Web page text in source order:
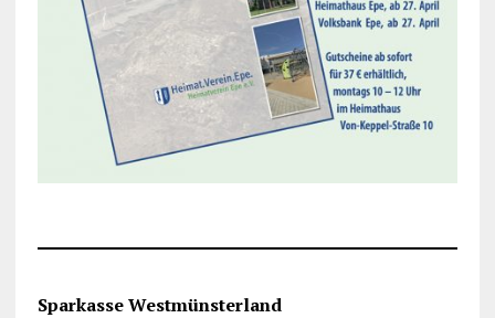
Sparkasse Westmünsterland